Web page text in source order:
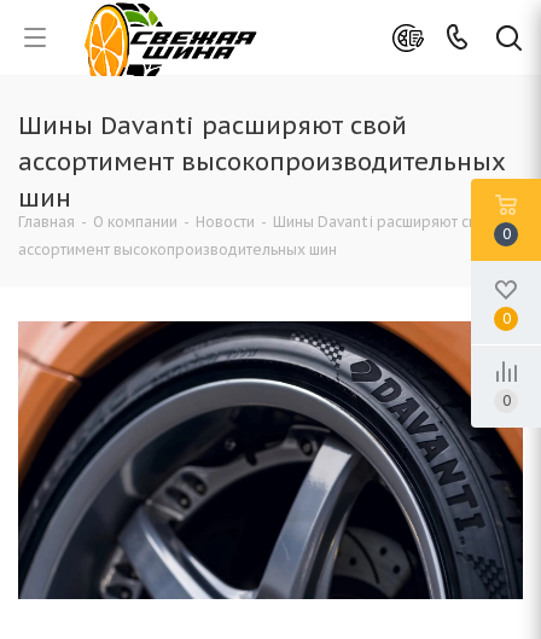
Шины Davanti расширяют свой
ассортимент высокопроизводительных
шин
Главная - О компании - Новости - Шины Davanti расширяют свой
ассортимент высокопроизводительных шин
0
0
0